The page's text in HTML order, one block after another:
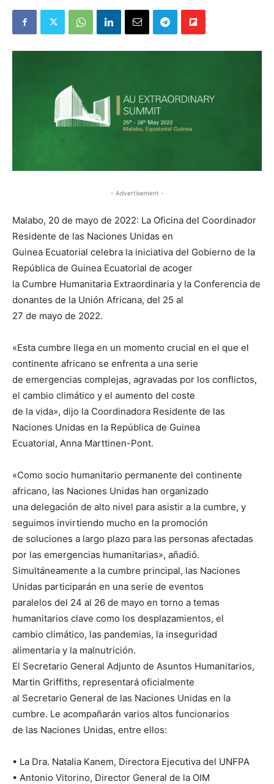
- Advertisement -
Malabo, 20 de mayo de 2022: La Oficina del Coordinador
Residente de las Naciones Unidas en
Guinea Ecuatorial celebra la iniciativa del Gobierno de la
República de Guinea Ecuatorial de acoger
la Cumbre Humanitaria Extraordinaria y la Conferencia de
donantes de la Unión Africana, del 25 al
27 de mayo de 2022.
«Esta cumbre llega en un momento crucial en el que el
continente africano se enfrenta a una serie
de emergencias complejas, agravadas por los conflictos,
el cambio climático y el aumento del coste
de la vida», dijo la Coordinadora Residente de las
Naciones Unidas en la República de Guinea
Ecuatorial, Anna Marttinen-Pont.
«Como socio humanitario permanente del continente
africano, las Naciones Unidas han organizado
una delegación de alto nivel para asistir a la cumbre, y
seguimos invirtiendo mucho en la promoción
de soluciones a largo plazo para las personas afectadas
por las emergencias humanitarias», añadió.
Simultáneamente a la cumbre principal, las Naciones
Unidas participarán en una serie de eventos
paralelos del 24 al 26 de mayo en torno a temas
humanitarios clave como los desplazamientos, el
cambio climático, las pandemias, la inseguridad
alimentaria y la malnutrición.
El Secretario General Adjunto de Asuntos Humanitarios,
Martin Griffiths, representará oficialmente
al Secretario General de las Naciones Unidas en la
cumbre. Le acompañarán varios altos funcionarios
de las Naciones Unidas, entre ellos:
• La Dra. Natalia Kanem, Directora Ejecutiva del UNFPA
• Antonio Vitorino, Director General de la OIM